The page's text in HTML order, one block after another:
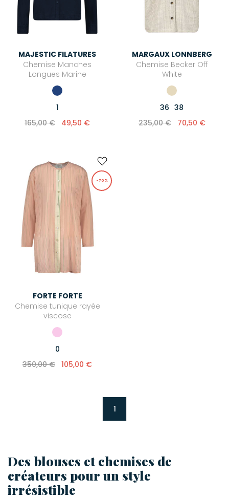
MAJESTIC FILATURES
Chemise Manches
Longues Marine
1
165,00 €
49,50 €
MARGAUX LONNBERG
Chemise Becker Off
White
36 38
235,00 €
70,50 €
-70%
FORTE FORTE
Chemise tunique rayée
viscose
0
350,00 € 105,00 €
1
Des blouses et chemises de
créateurs pour un style
irrésistible